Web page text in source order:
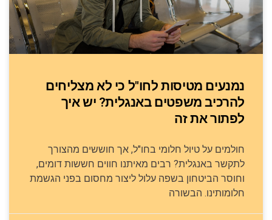
נמנעים מטיסות לחו"ל כי לא מצליחים
להרכיב משפטים באנגלית? יש איך
לפתור את זה
חולמים על טיול חלומי בחו"ל, אך חוששים מהצורך
לתקשר באנגלית? רבים מאיתנו חווים חששות דומים,
וחוסר הביטחון בשפה עלול ליצור מחסום בפני הגשמת
חלומותינו. הבשורה